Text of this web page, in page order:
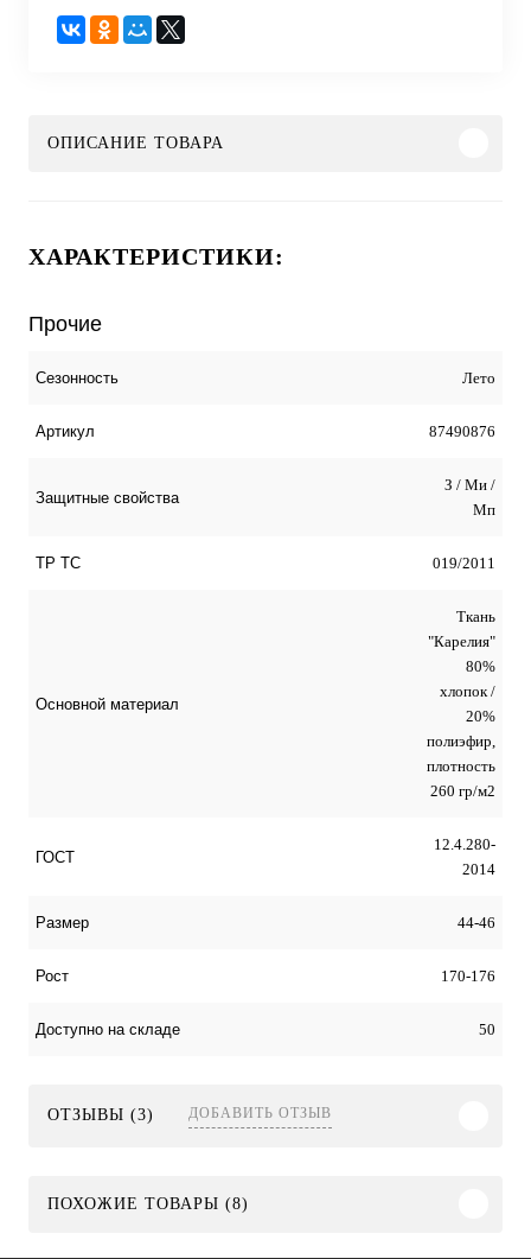
ОПИСАНИЕ ТОВАРА
ХАРАКТЕРИСТИКИ:
Прочие
Сезонность Лето
Артикул 87490876
Защитные свойства
З / Ми /
Мп
ТР ТС 019/2011
Основной материал
Ткань
"Карелия"
80%
хлопок /
20%
полиэфир,
плотность
260 гр/м2
ГОСТ
12.4.280-
2014
Размер 44-46
Рост 170-176
Доступно на складе 50
ОТЗЫВЫ (3) ДОБАВИТЬ ОТЗЫВ
ПОХОЖИЕ ТОВАРЫ (8)